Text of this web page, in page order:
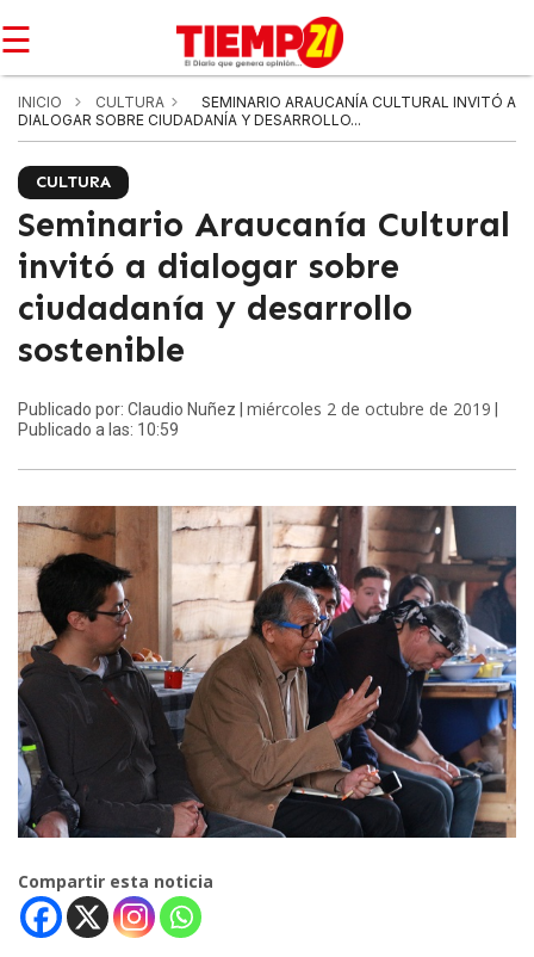
☰
INICIO CULTURA
SEMINARIO ARAUCANÍA CULTURAL INVITÓ A
DIALOGAR SOBRE CIUDADANÍA Y DESARROLLO...
CULTURA
Seminario Araucanía Cultural
invitó a dialogar sobre
ciudadanía y desarrollo
sostenible
Publicado por: Claudio Nuñez | miércoles 2 de octubre de 2019
Publicado a las: 10:59
Compartir esta noticia